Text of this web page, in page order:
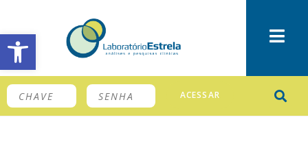
Barra de Ferramentas Aberta
ACESSAR